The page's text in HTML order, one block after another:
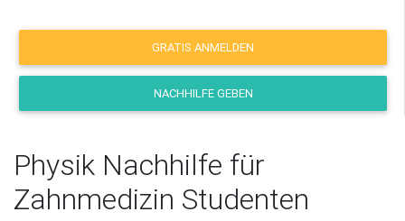
GRATIS ANMELDEN
NACHHILFE GEBEN
Physik Nachhilfe für
Zahnmedizin Studenten